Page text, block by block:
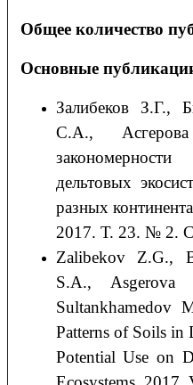
Общее количество
Основные
Залибеков З.Г.,
С.А.,
дельтовых
разных
2017. Т. 23. № 2.
Zalibekov Z.G.,
S.A.,
Sultankhamedov
Patterns of Soils in
Potential Use on